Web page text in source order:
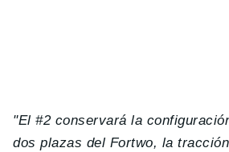
"El #2 conservará la
dos plazas del Fortwo, la